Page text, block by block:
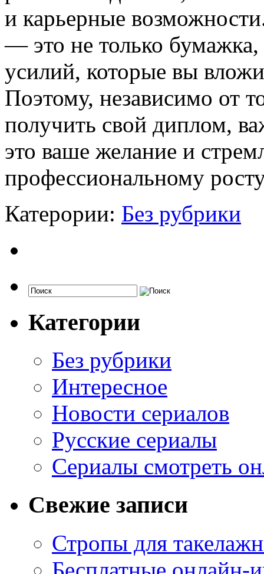
и карьерные
— это не только
усилий, которые вы
Поэтому, независимо от
получить свой диплом,
это ваше желание и
профессиональному
Катерории: Без рубрики
Категории
Без рубрики
Интересное
Новости сериалов
Русские сериалы
Сериалы смотреть
Свежие записи
Стропы для